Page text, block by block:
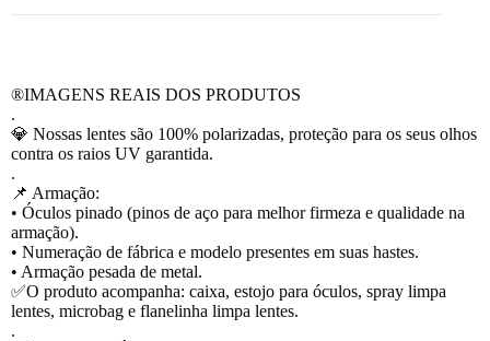
®️IMAGENS REAIS DOS PRODUTOS
.
💎 Nossas lentes são 100% polarizadas, proteção para os seus olhos
contra os raios UV garantida.
.
📌 Armação:
• Óculos pinado (pinos de aço para melhor firmeza e qualidade na
armação).
• Numeração de fábrica e modelo presentes em suas hastes.
• Armação pesada de metal.
✅O produto acompanha: caixa, estojo para óculos, spray limpa
lentes, microbag e flanelinha limpa lentes.
.